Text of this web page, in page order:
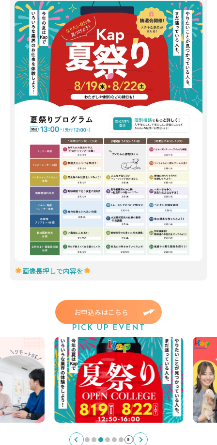
画像長押しで内容を
お申込みはこちら
PICK UP EVENT